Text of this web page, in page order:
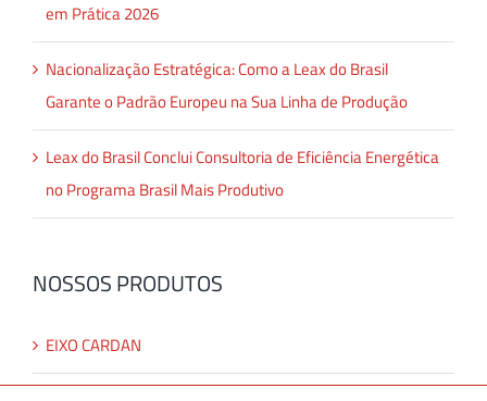
em Prática 2026
Nacionalização Estratégica: Como a Leax do Brasil
Garante o Padrão Europeu na Sua Linha de Produção
Leax do Brasil Conclui Consultoria de Eficiência Energética
no Programa Brasil Mais Produtivo
NOSSOS PRODUTOS
EIXO CARDAN